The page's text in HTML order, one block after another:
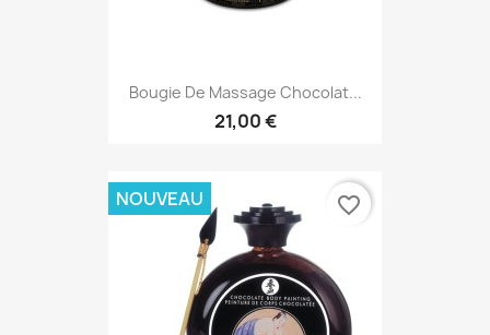
Bougie De Massage Chocolat...
21,00 €
NOUVEAU favorite_border